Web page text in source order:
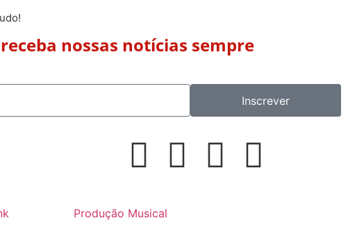
nossas notícias sempre
Inscrever
Produção Musical